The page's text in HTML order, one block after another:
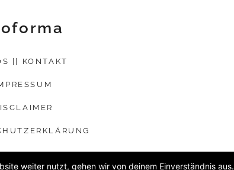
|| KONTAKT
weiter nutzt, gehen wir von deinem Einverständnis aus.